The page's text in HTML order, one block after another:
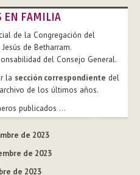
EN FAMILIA
de la Congregación del
de Betharram.
del Consejo General.
la sección correspondiente del
de los últimos años.
publicados ...
de 2023
de 2023
de 2023